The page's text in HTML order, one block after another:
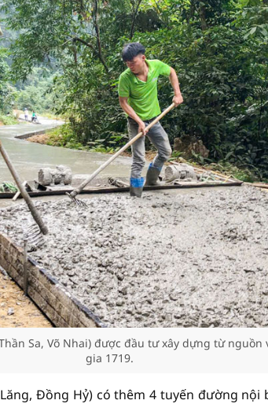
Sa, Võ Nhai) được đầu tư xây dựng từ
gia 1719.
Lăng, Đồng Hỷ) có thêm 4 tuyến đường